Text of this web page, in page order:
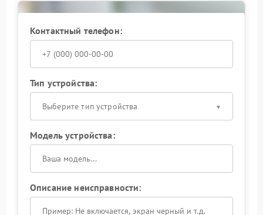
Контактный телефон:
Тип устройства:
Выберите тип устройства
Модель устройства:
Описание неисправности: